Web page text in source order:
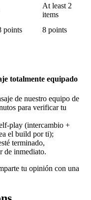
At least 2
items
points 8 points
totalmente equipado
de nuestro equipo de
para verificar tu
play (intercambio +
el build por ti);
terminado,
de inmediato.
tu opinión con una